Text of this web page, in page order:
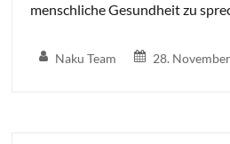
menschliche Gesundheit zu
Naku Team 28.